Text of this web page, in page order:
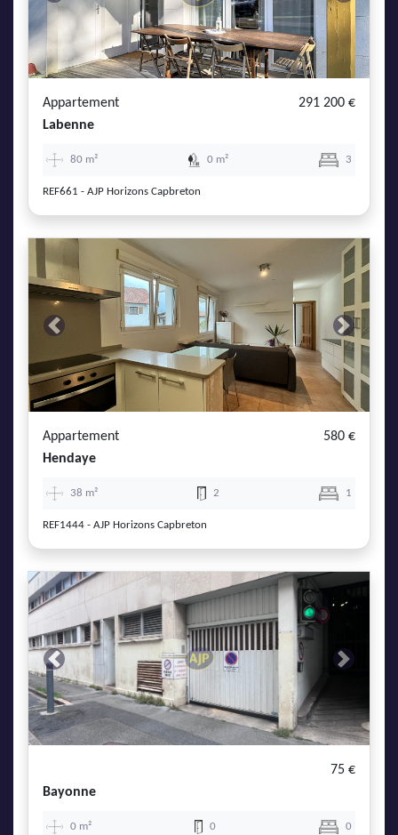
Appartement
291 200 €
Labenne
80 m² 0 m² 3
REF661 - AJP Horizons Capbreton
Previous Next
Appartement
580 €
Hendaye
38 m² 2 1
REF1444 - AJP Horizons Capbreton
Previous Next
75 €
Bayonne
0 m² 0 0